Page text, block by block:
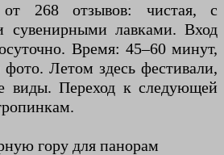
268 отзывов: чистая, с
сувенирными лавками. Вход
Время: 45–60 минут,
Летом здесь фестивали,
Переход к следующей
гору для панорам